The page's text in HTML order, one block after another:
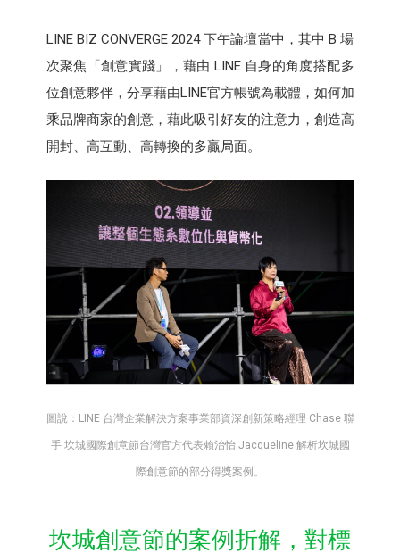
LINE BIZ CONVERGE 2024 下午論壇當中，其中 B 場
次聚焦「創意實踐」，藉由 LINE 自身的角度搭配多
位創意夥伴，分享藉由LINE官方帳號為載體，如何加
乘品牌商家的創意，藉此吸引好友的注意力，創造高
開封、高互動、高轉換的多贏局面。
圖說：LINE 台灣企業解決方案事業部資深創新策略經理 Chase 聯
手 坎城國際創意節台灣官方代表賴治怡 Jacqueline 解析坎城國
際創意節的部分得獎案例。
坎城創意節的案例折解，對標